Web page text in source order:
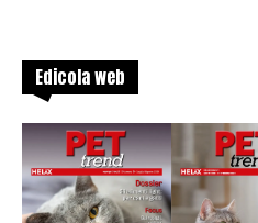
Edicola web